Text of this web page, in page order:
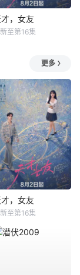
，女友
至第16集
更多
，女友
至第16集